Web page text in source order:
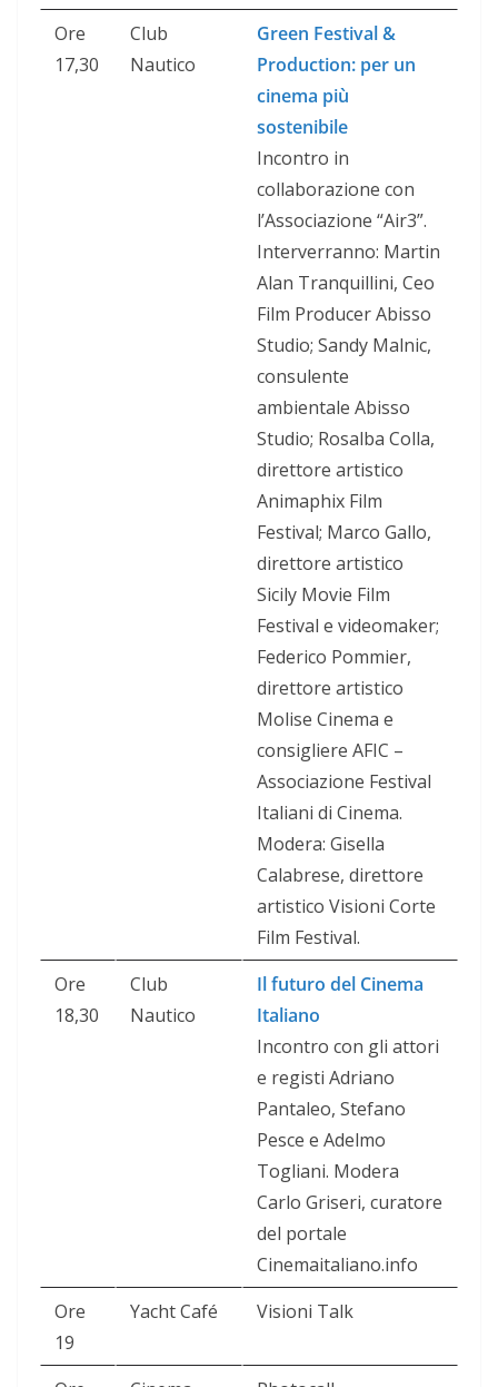
Ore
17,30
Club
Nautico
Green Festival &
Production: per un
cinema più
sostenibile
Incontro in
collaborazione con
l’Associazione “Air3”.
Interverranno: Martin
Alan Tranquillini, Ceo
Film Producer Abisso
Studio; Sandy Malnic,
consulente
ambientale Abisso
Studio; Rosalba Colla,
direttore artistico
Animaphix Film
Festival; Marco Gallo,
direttore artistico
Sicily Movie Film
Festival e videomaker;
Federico Pommier,
direttore artistico
Molise Cinema e
consigliere AFIC –
Associazione Festival
Italiani di Cinema.
Modera: Gisella
Calabrese, direttore
artistico Visioni Corte
Film Festival.
Ore
18,30
Club
Nautico
Il futuro del Cinema
Italiano
Incontro con gli attori
e registi Adriano
Pantaleo, Stefano
Pesce e Adelmo
Togliani. Modera
Carlo Griseri, curatore
del portale
Cinemaitaliano.info
Ore
19
Yacht Café Visioni Talk